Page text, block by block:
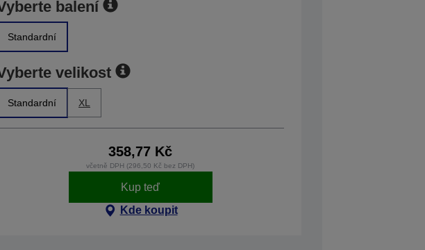
balení
Standardní
velikost
Standardní XL
358,77 Kč
včetně DPH (296,50 Kč bez DPH)
Kup teď
Kde koupit